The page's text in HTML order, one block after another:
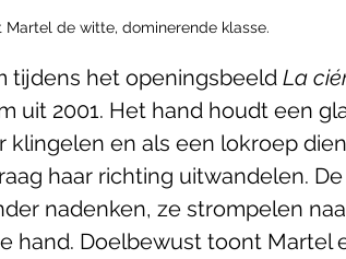
Martel de witte, dominerende klasse.
tijdens het openingsbeeld La
uit 2001. Het hand houdt een
en als een lokroep
haar richting uitwandelen. De
nadenken, ze strompelen
hand. Doelbewust toont Martel